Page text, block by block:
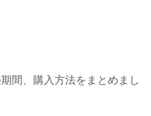
間、購入方法をまとめまし